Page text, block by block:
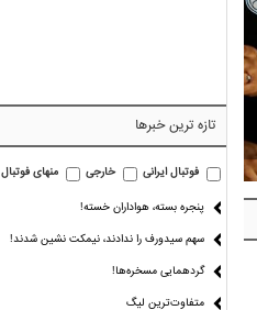
تازه ترین خبرها
فوتبال ایرانی خارجی منهای فوتبال
پنجره بسته، هواداران خسته!
سهم سیدورف را ندادند، نیمکت نشین شدند!
گردهمایی مسخره‌ها!
متفاوت‌ترین لیگ